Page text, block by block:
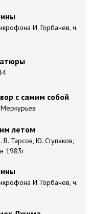
И. Горбачев, ч.
с самим собой
летом
В. Тарсов, Ю. Ступаков,
1983г
И. Горбачев, ч.